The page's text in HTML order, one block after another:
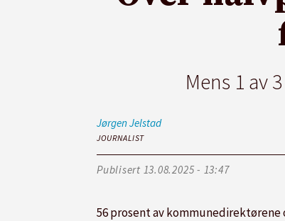
Mens 1 av
JørgenJelstad
JOURNALIST
Publisert 13.08.2025 - 13:47
56 prosent av kommunedirektørene